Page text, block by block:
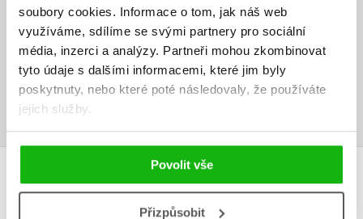
soubory cookies. Informace o tom, jak náš web
využíváme, sdílíme se svými partnery pro sociální
média, inzerci a analýzy. Partneři mohou zkombinovat
tyto údaje s dalšími informacemi, které jim byly
poskytnuty, nebo které poté následovaly, že používáte
jejich služby.
Povolit vše
Přizpůsobit
Vaše hodnocení
Uživatelskou recenzi mohou vkládat pouze registrovaní uživatelé
Přihlásit
MOHLO BY VÁS TAKÉ ZAJÍMAT